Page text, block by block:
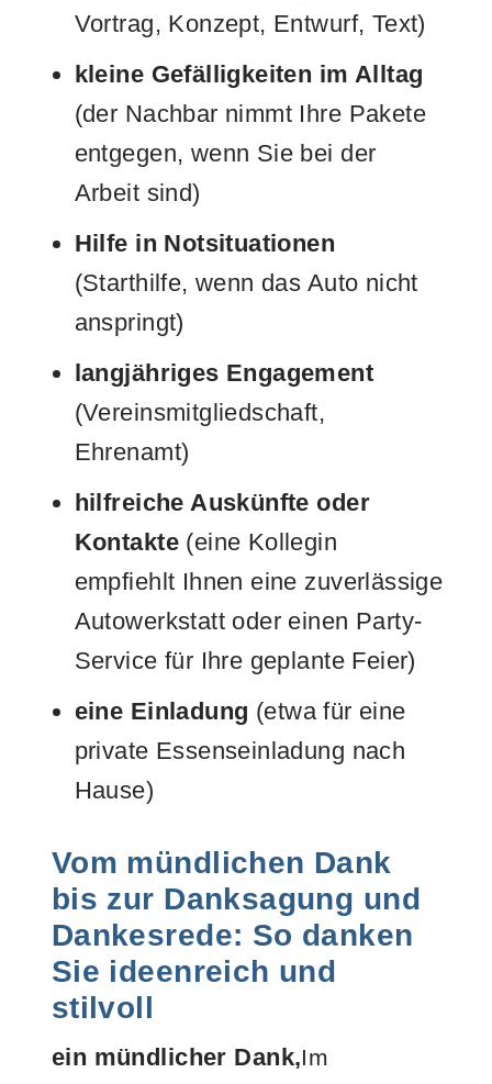
Vortrag, Konzept, Entwurf, Text)
kleine Gefälligkeiten im Alltag
(der Nachbar nimmt Ihre Pakete
entgegen, wenn Sie bei der
Arbeit sind)
Hilfe in Notsituationen
(Starthilfe, wenn das Auto nicht
anspringt)
langjähriges Engagement
(Vereinsmitgliedschaft,
Ehrenamt)
hilfreiche Auskünfte oder
Kontakte(eine Kollegin
empfiehlt Ihnen eine zuverlässige
Autowerkstatt oder einen Party-
Service für Ihre geplante Feier)
eine Einladung (etwa für eine
private Essenseinladung nach
Hause)
Vom mündlichen Dank
bis zur Danksagung und
Dankesrede: So danken
Sie ideenreich und
stilvoll
ein mündlicher Dank,Im